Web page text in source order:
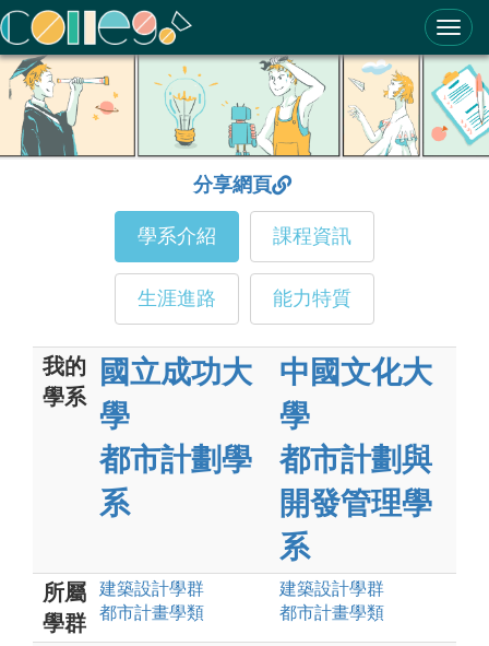
ColleGo! 大學選才與高中育才輔助系統
分享網頁
學系介紹 課程資訊
生涯進路 能力特質
我的
學系
國立成功大
學
都市計劃學
系
中國文化大
學
都市計劃與
開發管理學
系
所屬
學群
建築設計學群
都市計畫學類
建築設計學群
都市計畫學類